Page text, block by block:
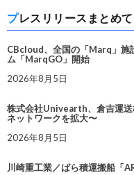
プレスリリースまとめ
CBcloud、全国の「Marq」施
ム「MarqGO」開始
2026年8月5日
株式会社Univearth、倉吉運送
ネットワークを拡大〜
2026年8月5日
川崎重工業／ばら積運搬船「